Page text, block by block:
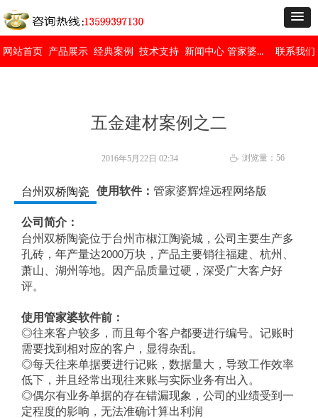
网站首页 产品展示 经典案例 技术支持 新闻中心 管家婆免费版 联系我们
五金建材案例之二
台州双桥陶瓷 使用软件： 管家婆辉煌远程网络版
公司简介：
台州双桥陶瓷位于台州市椒江陶瓷城，公司主要生产多
孔砖，年产量达2000万块，产品主要销往福建、杭州、
萧山、湖州等地。因产品质量过硬，深受广大客户好
评。
使用管家婆软件前：
◎往来客户较多，而且每个客户都要进行编号。记账时
需要找到相对应的客户，显得杂乱。
◎每天往来单据要进行记账，数据量大，导致工作效率
低下，并且经常出现往来账与实际业务有出入。
◎偶尔有业务单据的存在错漏现象，公司的业绩受到一
定程度的影响，无法准确计算出利润
2016年5月22日 02:34 ꄘ 浏览量： 56